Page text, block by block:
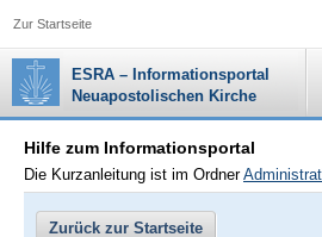
Zur Startseite
ESRA – Informationsportal
Neuapostolischen Kirche
Hilfe zum Informationsportal
Die Kurzanleitung ist im Ordner
Zurück zur Startseite